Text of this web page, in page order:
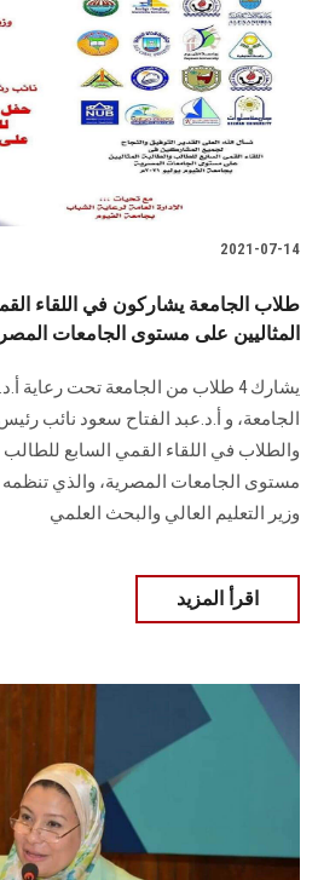
سجل الان
2021-07-14
طلاب الجامعة يشاركون في اللقاء
المثاليين على مستوى الجامعات
يشارك 4 طلاب من الجامعة تحت
الجامعة، و أ.د.عبد الفتاح سعود نائب
والطلاب في اللقاء القمي السابع للطالب
مستوى الجامعات المصرية، والذي
وزير التعليم العالي والبحث العلمي
اقرأ المزيد